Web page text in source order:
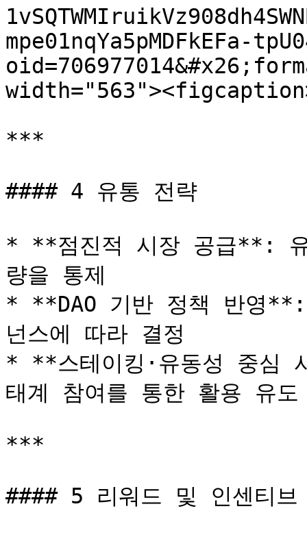
mpe01nqYa5pMDFkEFa-
***
#### 4 유통 전략
* **점진적 시장 공급**: 유
량을 통제
* **DAO 기반 정책 반영**:
넌스에 따라 결정
* **스테이킹·유동성 중심
태계 참여를 통한 활용 유도
***
#### 5 리워드 및 인센티브